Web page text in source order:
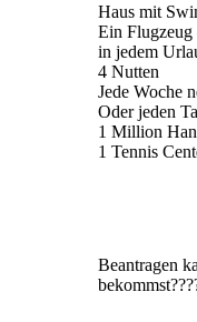
Haus mit
Ein Flugzeug
in jedem
4 Nutten
Jede Woche
Oder jeden
1 Million
1 Tennis
Beantragen